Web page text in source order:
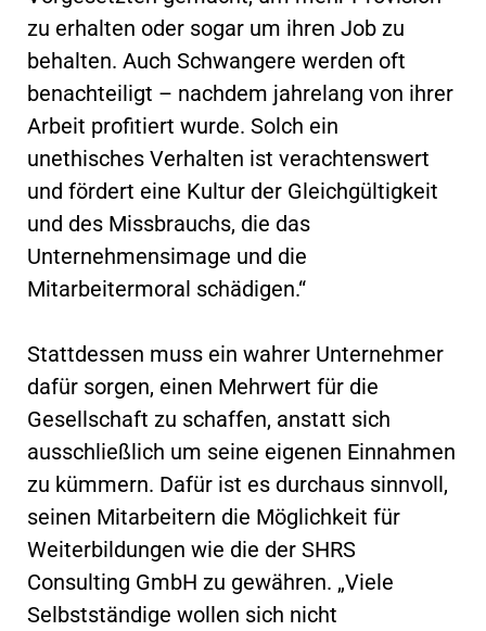
zu erhalten oder sogar um ihren Job zu
behalten. Auch Schwangere werden oft
benachteiligt – nachdem jahrelang von ihrer
Arbeit profitiert wurde. Solch ein
unethisches Verhalten ist verachtenswert
und fördert eine Kultur der Gleichgültigkeit
und des Missbrauchs, die das
Unternehmensimage und die
Mitarbeitermoral schädigen.“
Stattdessen muss ein wahrer Unternehmer
dafür sorgen, einen Mehrwert für die
Gesellschaft zu schaffen, anstatt sich
ausschließlich um seine eigenen Einnahmen
zu kümmern. Dafür ist es durchaus sinnvoll,
seinen Mitarbeitern die Möglichkeit für
Weiterbildungen wie die der SHRS
Consulting GmbH zu gewähren. „Viele
Selbstständige wollen sich nicht